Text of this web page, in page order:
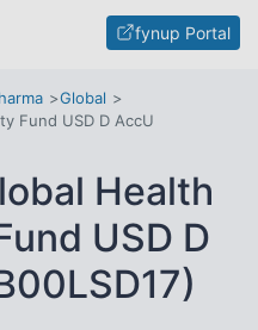
fynup Portal
Global
Fund USD D AccU
Health
USD D